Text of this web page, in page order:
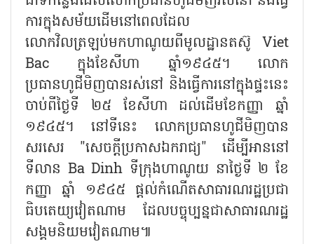
ការក្នុងសម័យដើមនៅពេលដែល
លោកវិលត្រឡប់មកហាណូយពីមូលដ្ឋានតស៊ូ Viet
Bac ក្នុងខែសីហា ឆ្នាំ១៩៤៥។ លោក
ប្រធានហូជីមិញបានរស់នៅ និងធ្វើការនៅក្នុងផ្ទះនេះ
ចាប់ពីថ្ងៃទី ២៥ ខែសីហា ដល់ដើមខែកញ្ញា ឆ្នាំ
១៩៤៥។ នៅទីនេះ លោកប្រធានហូជីមិញបាន
សរសេរ "សេចក្តីប្រកាសឯករាជ្យ" ដើម្បីអាននៅ
ទីលាន Ba Dinh ទីក្រុងហាណូយ នាថ្ងៃទី ២ ខែ
កញ្ញា ឆ្នាំ ១៩៤៥ ផ្តល់កំណើតសាធារណរដ្ឋប្រជា
ធិបតេយ្យវៀតណាម ដែលបច្ចុប្បន្នជាសាធារណរដ្ឋ
សង្គមនិយមវៀតណាម៕